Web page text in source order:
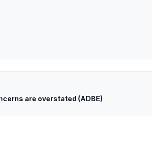
are overstated (ADBE)